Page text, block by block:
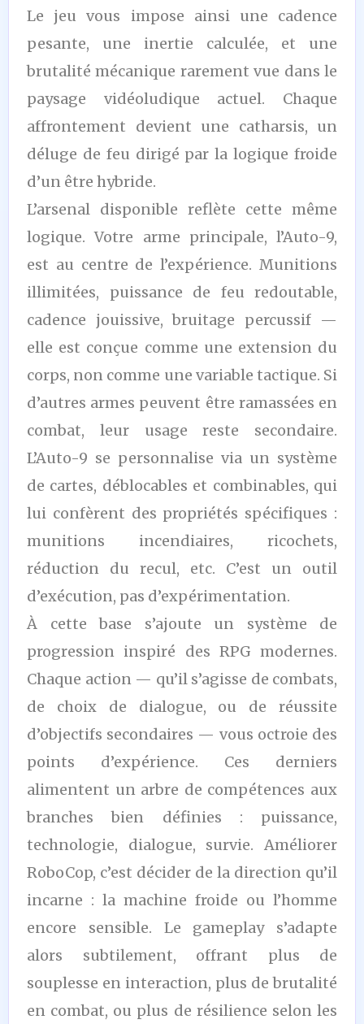
Le jeu vous impose ainsi une cadence
pesante, une inertie calculée, et une
brutalité mécanique rarement vue dans le
paysage vidéoludique actuel. Chaque
affrontement devient une catharsis, un
déluge de feu dirigé par la logique froide
d’un être hybride.
L’arsenal disponible reflète cette même
logique. Votre arme principale, l’Auto-9,
est au centre de l’expérience. Munitions
illimitées, puissance de feu redoutable,
cadence jouissive, bruitage percussif —
elle est conçue comme une extension du
corps, non comme une variable tactique. Si
d’autres armes peuvent être ramassées en
combat, leur usage reste secondaire.
L’Auto-9 se personnalise via un système
de cartes, déblocables et combinables, qui
lui confèrent des propriétés spécifiques :
munitions incendiaires, ricochets,
réduction du recul, etc. C’est un outil
d’exécution, pas d’expérimentation.
À cette base s’ajoute un système de
progression inspiré des RPG modernes.
Chaque action — qu’il s’agisse de combats,
de choix de dialogue, ou de réussite
d’objectifs secondaires — vous octroie des
points d’expérience. Ces derniers
alimentent un arbre de compétences aux
branches bien définies : puissance,
technologie, dialogue, survie. Améliorer
RoboCop, c’est décider de la direction qu’il
incarne : la machine froide ou l’homme
encore sensible. Le gameplay s’adapte
alors subtilement, offrant plus de
souplesse en interaction, plus de brutalité
en combat, ou plus de résilience selon les